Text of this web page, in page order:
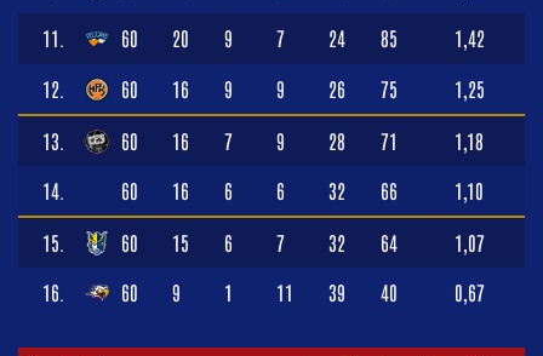
11. 60 20 9 7 24 85 1,42
12. 60 16 9 9 26 75 1,25
13. 60 16 7 9 28 71 1,18
14. 60 16 6 6 32 66 1,10
15. 60 15 6 7 32 64 1,07
16. 60 9 1 11 39 40 0,67